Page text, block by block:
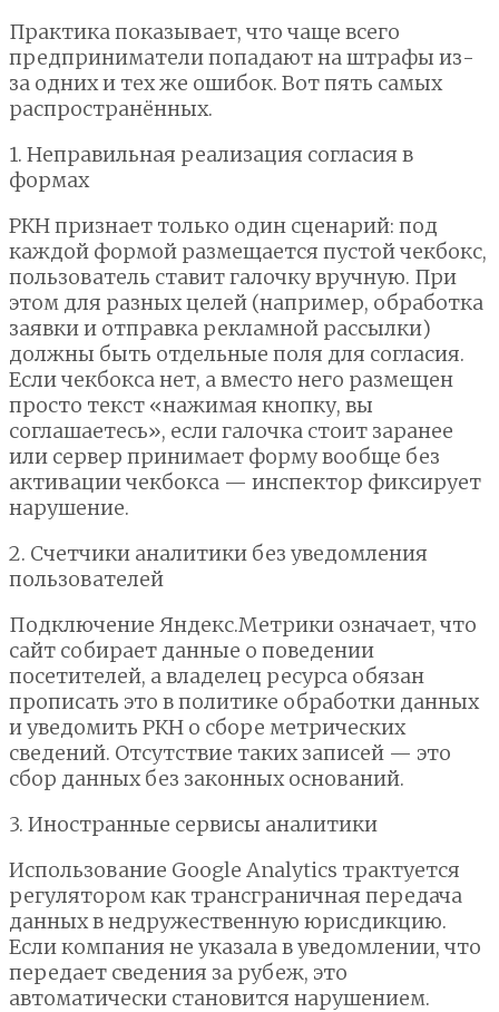
Практика показывает, что чаще всего
предприниматели попадают на штрафы из-
за одних и тех же ошибок. Вот пять самых
распространённых.
1. Неправильная реализация согласия в
формах
РКН признает только один сценарий: под
каждой формой размещается пустой чекбокс,
пользователь ставит галочку вручную. При
этом для разных целей (например, обработка
заявки и отправка рекламной рассылки)
должны быть отдельные поля для согласия.
Если чекбокса нет, а вместо него размещен
просто текст «нажимая кнопку, вы
соглашаетесь», если галочка стоит заранее
или сервер принимает форму вообще без
активации чекбокса — инспектор фиксирует
нарушение.
2. Счетчики аналитики без уведомления
пользователей
Подключение Яндекс.Метрики означает, что
сайт собирает данные о поведении
посетителей, а владелец ресурса обязан
прописать это в политике обработки данных
и уведомить РКН о сборе метрических
сведений. Отсутствие таких записей — это
сбор данных без законных оснований.
3. Иностранные сервисы аналитики
Использование Google Analytics трактуется
регулятором как трансграничная передача
данных в недружественную юрисдикцию.
Если компания не указала в уведомлении, что
передает сведения за рубеж, это
автоматически становится нарушением.